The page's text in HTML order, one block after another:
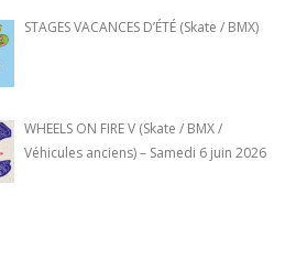
STAGES VACANCES D’ÉTÉ (Skate / BMX)
WHEELS ON FIRE V (Skate / BMX /
Véhicules anciens) – Samedi 6 juin 2026